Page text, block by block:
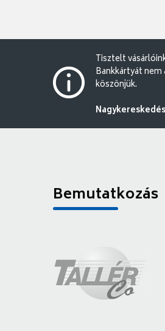
Tisztelt
Bankkártyát
köszönjük.
Bemutatkozás